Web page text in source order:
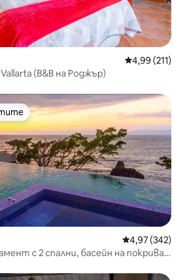
Средна
4,99 (211)
(B&B на Роджър)
на гостите
Средна
4,97 (342)
с 2 спални, басейн на покрива и